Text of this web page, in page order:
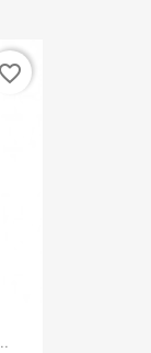
favorite_border